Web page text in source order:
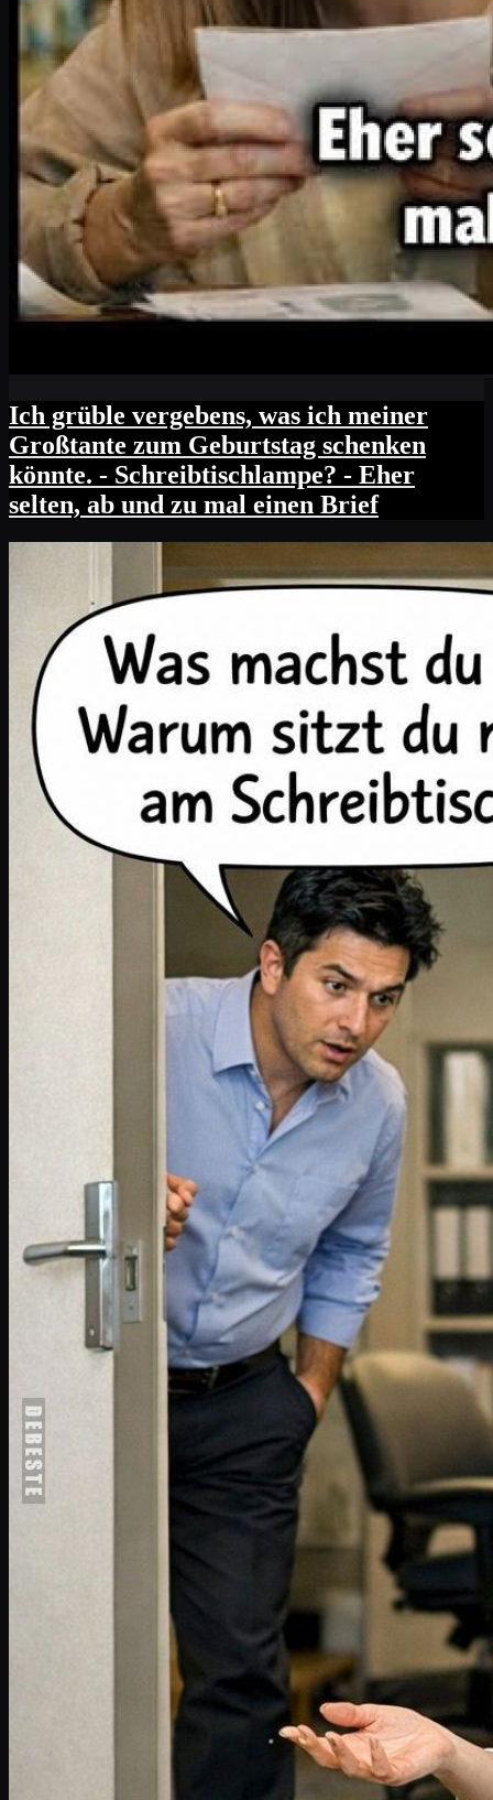
Ich grüble vergebens, was ich meiner
Großtante zum Geburtstag schenken
könnte. - Schreibtischlampe? - Eher
selten, ab und zu mal einen Brief